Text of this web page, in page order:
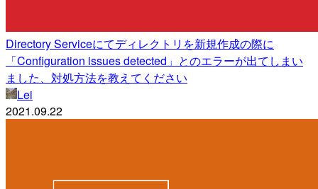
Directory Serviceにてディレクトリを新規作成の際に
「Configuration issues detected」とのエラーが出てしまい
ました、対処方法を教えてください
Lei
2021.09.22